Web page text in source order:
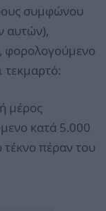
συμφώνου
αυτών),
φορολογούμενο
τεκμαρτό:
μέρος
κατά 5.000
πέραν του